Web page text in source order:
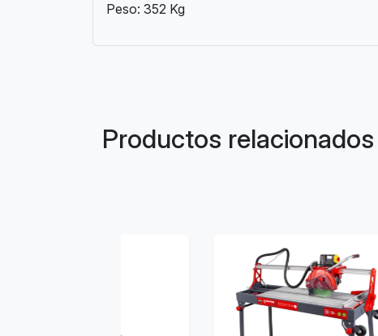
Peso: 352 Kg
Productos relacionados